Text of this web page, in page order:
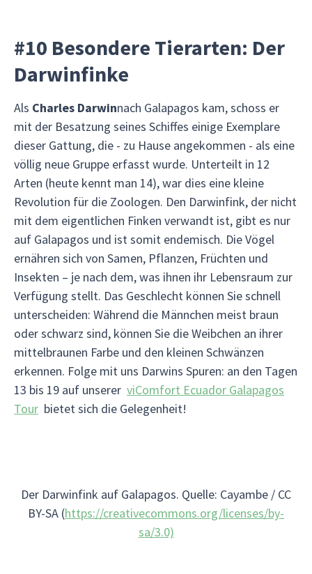
#10 Besondere Tierarten: Der
Darwinfinke
Als Charles Darwinnach Galapagos kam, schoss er
mit der Besatzung seines Schiffes einige Exemplare
dieser Gattung, die - zu Hause angekommen - als eine
völlig neue Gruppe erfasst wurde. Unterteilt in 12
Arten (heute kennt man 14), war dies eine kleine
Revolution für die Zoologen. Den Darwinfink, der nicht
mit dem eigentlichen Finken verwandt ist, gibt es nur
auf Galapagos und ist somit endemisch. Die Vögel
ernähren sich von Samen, Pflanzen, Früchten und
Insekten – je nach dem, was ihnen ihr Lebensraum zur
Verfügung stellt. Das Geschlecht können Sie schnell
unterscheiden: Während die Männchen meist braun
oder schwarz sind, können Sie die Weibchen an ihrer
mittelbraunen Farbe und den kleinen Schwänzen
erkennen. Folge mit uns Darwins Spuren: an den Tagen
13 bis 19 auf unserer viComfort Ecuador Galapagos
Tour bietet sich die Gelegenheit!
Der Darwinfink auf Galapagos. Quelle: Cayambe / CC
BY-SA (https://creativecommons.org/licenses/by-
sa/3.0)